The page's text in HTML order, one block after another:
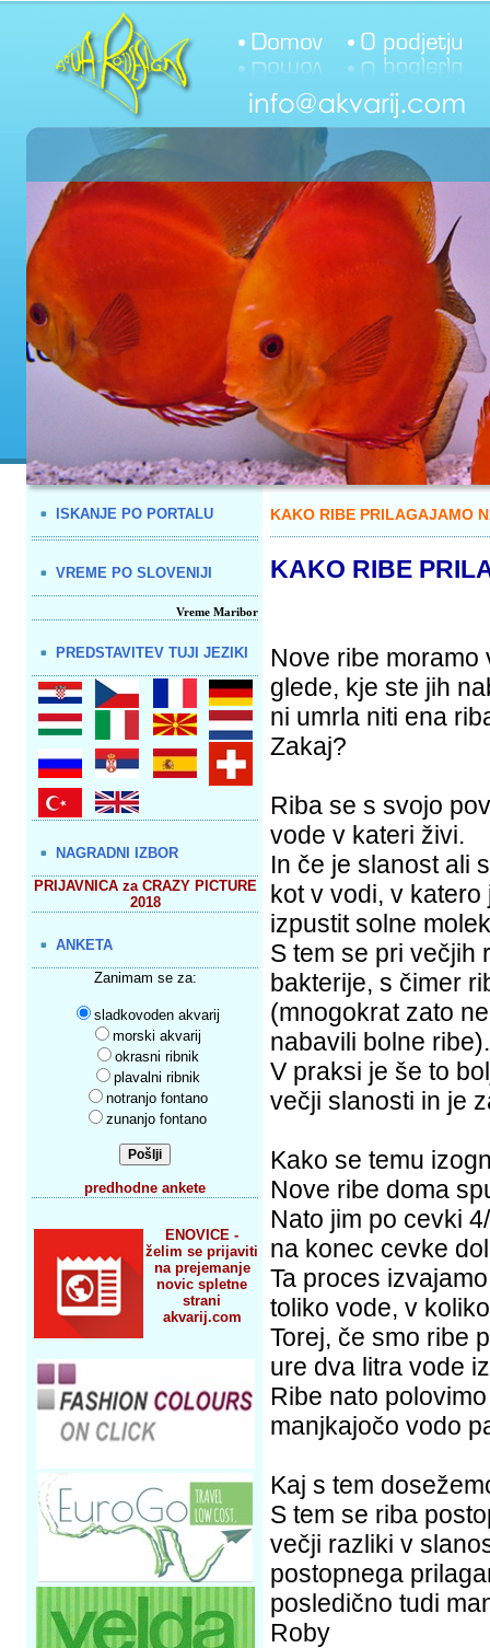
ISKANJE PO PORTALU
VREME PO SLOVENIJI
Vreme Maribor
PREDSTAVITEV TUJI JEZIKI
NAGRADNI IZBOR
PRIJAVNICA za CRAZY PICTURE
2018
ANKETA
Zanimam se za:
sladkovoden akvarij
morski akvarij
okrasni ribnik
plavalni ribnik
notranjo fontano
zunanjo fontano
predhodne ankete
ENOVICE -
želim se prijaviti
na prejemanje
novic spletne
strani
akvarij.com
KAKO RIBE PRILAGAJAMO
KAKO RIBE
Nove ribe moramo
glede, kje ste jih
ni umrla niti ena
Zakaj?
Riba se s svojo
vode v kateri živi.
In če je slanost ali
kot v vodi, v
izpustit solne
S tem se pri večjih
bakterije, s čimer
(mnogokrat zato
nabavili bolne ribe).
V praksi je še to
večji slanosti in je
Kako se temu
Nove ribe doma
Nato jim po cevki
na konec cevke
Ta proces
toliko vode, v
Torej, če smo ribe
ure dva litra vode
Ribe nato
manjkajočo vodo
Kaj s tem
S tem se riba
večji razliki v
postopnega
posledično tudi
Roby